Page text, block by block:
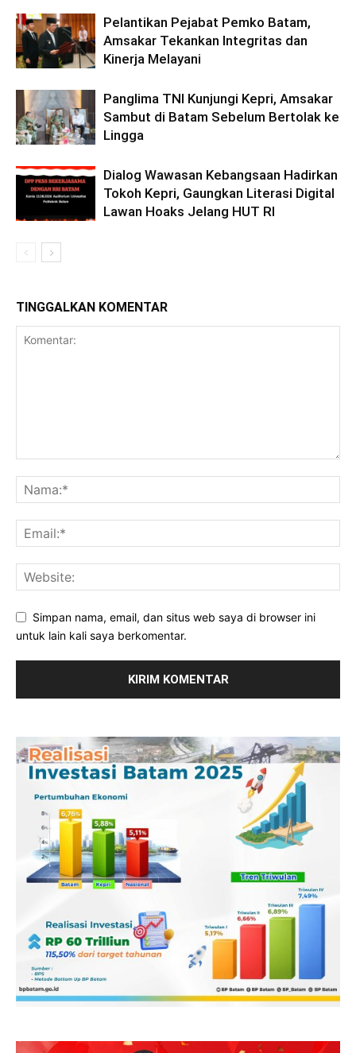
Pelantikan Pejabat Pemko Batam,
Amsakar Tekankan Integritas dan
Kinerja Melayani
Panglima TNI Kunjungi Kepri, Amsakar
Sambut di Batam Sebelum Bertolak ke
Lingga
Dialog Wawasan Kebangsaan Hadirkan
Tokoh Kepri, Gaungkan Literasi Digital
Lawan Hoaks Jelang HUT RI
TINGGALKAN KOMENTAR
Simpan nama, email, dan situs web saya di browser ini
untuk lain kali saya berkomentar.